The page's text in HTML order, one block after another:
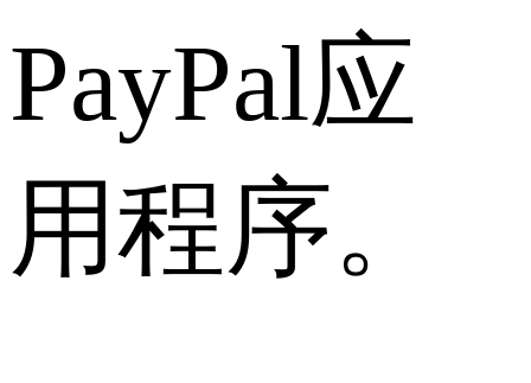
PayPal应
用程序。